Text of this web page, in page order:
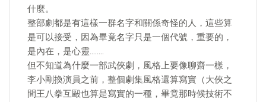
什麼。
整部劇都是有這樣一群名字和關係奇怪的人，這些算
是可以接受，因為畢竟名字只是一個代號，重要的，
是內在，是心靈……..
但不知道為什麼一部武俠劇，風格上要像聊齋一樣，
李小剛換演員之前，整個劇集風格還算寫實（大俠之
間王八拳互毆也算是寫實的一種，畢竟那時候技術不